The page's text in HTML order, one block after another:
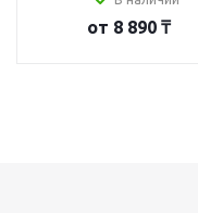
от 8 890 ₸